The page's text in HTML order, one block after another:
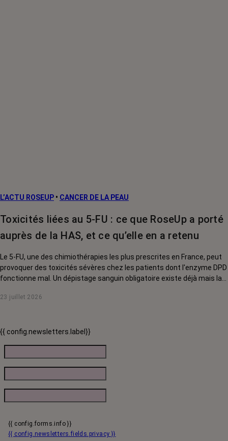
L’ACTU ROSEUP • CANCER DE LA PEAU
Toxicités liées au 5-FU : ce que RoseUp a porté
auprès de la HAS, et ce qu’elle en a retenu
Le 5-FU, une des chimiothérapies les plus prescrites en France, peut
provoquer des toxicités sévères chez les patients dont l'enzyme DPD
fonctionne mal. Un dépistage sanguin obligatoire existe déjà mais la
elle aussi, devenir systématique. RoseUp a donné son avis. Voici ce
23 juillet 2026
{{ config.newsletters.label}}
{{ config.forms.info }}
{{ config.newsletters.fields.privacy }}